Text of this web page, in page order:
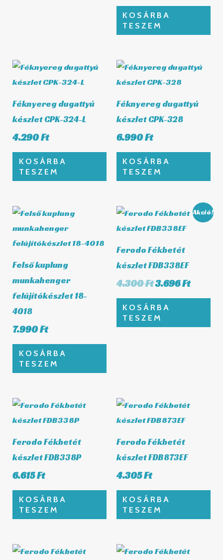
KOSÁRBA
TESZEM
Féknyereg dugattyú
készlet CPK-324-L
4.290Ft
KOSÁRBA
TESZEM
Féknyereg dugattyú
készlet CPK-328
6.990Ft
KOSÁRBA
TESZEM
Felső kuplung
munkahenger
felújítókészlet 18-
4018
7.990Ft
KOSÁRBA
TESZEM
Akció!
Ferodo Fékbetét
készlet FDB338EF
4.300Ft
Original
price
4.300 Ft.
3.696Ft
price
KOSÁRBA
TESZEM
Ferodo Fékbetét
készlet FDB338P
6.615Ft
KOSÁRBA
TESZEM
Ferodo Fékbetét
készlet FDB873EF
4.305Ft
KOSÁRBA
TESZEM